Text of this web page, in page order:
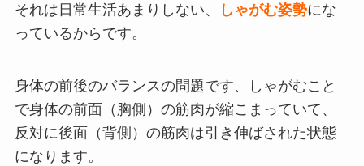
それは日常生活あまりしない、 しゃがむ姿勢にな
っているからです。
身体の前後のバランスの問題です、しゃがむこと
で身体の前面（胸側） の筋肉が縮こまっていて、
反対に後面（背側）の筋肉は引き伸ばされた状態
になります。